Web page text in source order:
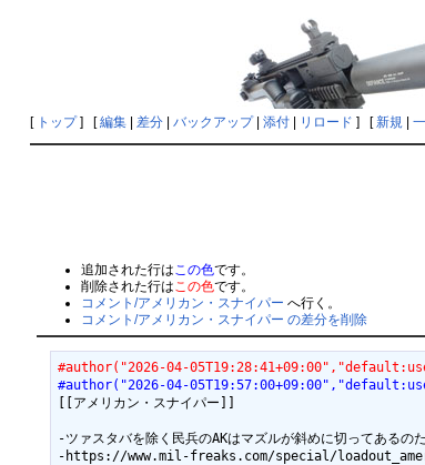
[ トップ] [編集| 差分| バックアップ| 添付| リロード ] [新規|
追加された行はこの色です。
削除された行はこの色です。
コメント/アメリカン・スナイパー へ行く。
コメント/アメリカン・スナイパー の差分を削除
#author("2026-04-
#author("2026-04-
[[アメリカン・スナイパー]]
-ツァスタバを除く民兵のAKはマズルが斜めに切ってあ
-https://www.mil-freaks.com/special/